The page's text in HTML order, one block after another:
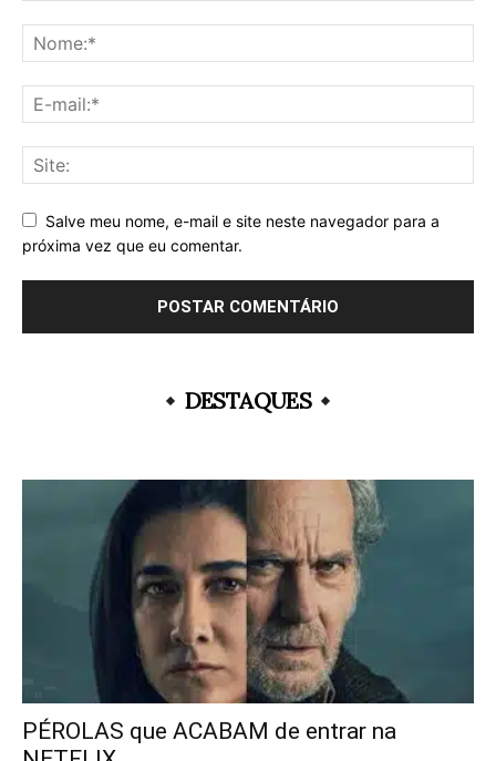
Salve meu nome, e-mail e site neste navegador para a
próxima vez que eu comentar.
DESTAQUES
PÉROLAS que ACABAM de entrar na